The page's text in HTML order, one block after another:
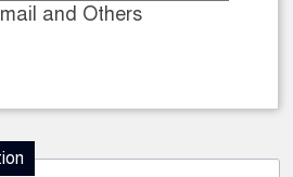
and Others